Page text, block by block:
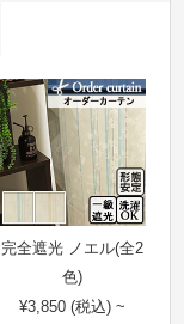
完全遮光 ノエル(全2
色)
¥3,850 (税込) ~